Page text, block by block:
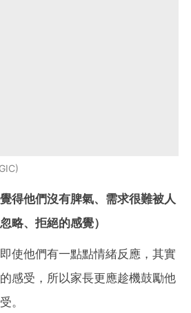
得他們沒有脾氣、需求很難被人
略、拒絕的感覺）
使他們有一點點情緒反應，其實
感受，所以家長更應趁機鼓勵他
。